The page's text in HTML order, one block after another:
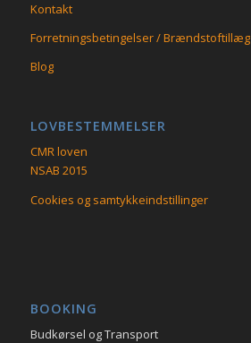
Kontakt
Forretningsbetingelser / Brændstoftillæg
Blog
LOVBESTEMMELSER
CMR loven
NSAB 2015
Cookies og samtykkeindstillinger
BOOKING
Budkørsel og Transport